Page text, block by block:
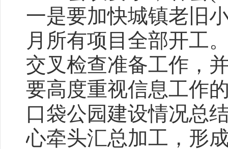
一是要加快城镇老旧
月所有项目全部开工
交叉检查准备工作，
要高度重视信息工作
口袋公园建设情况总
心牵头汇总加工，形